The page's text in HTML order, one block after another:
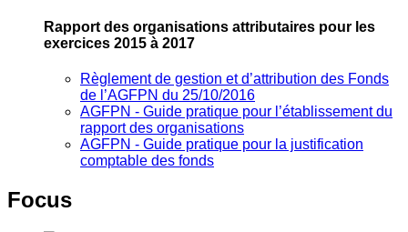
Rapport des organisations attributaires pour les
exercices 2015 à 2017
Règlement de gestion et d’attribution des Fonds
de l’AGFPN du 25/10/2016
AGFPN ‐ Guide pratique pour l’établissement du
rapport des organisations
AGFPN ‐ Guide pratique pour la justification
comptable des fonds
Focus